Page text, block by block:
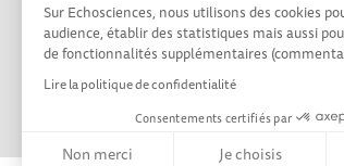
Sur Echosciences, nous utilisons des cookies
audience, établir des statistiques mais aussi
de fonctionnalités supplémentaires
Lire la politique de confidentialité
Consentements certifiés par
Non merci Je choisis